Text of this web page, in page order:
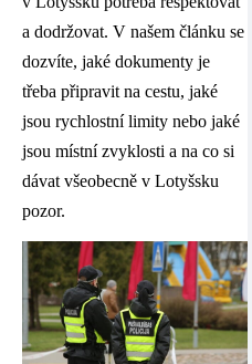
a dodržovat. V našem článku se
dozvíte, jaké dokumenty je
třeba připravit na cestu, jaké
jsou rychlostní limity nebo jaké
jsou místní zvyklosti a na co si
dávat všeobecně v Lotyšsku
pozor.